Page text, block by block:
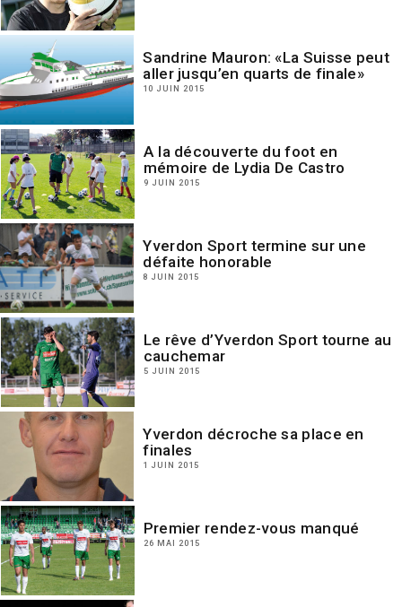
Sandrine Mauron: «La Suisse peut
aller jusqu’en quarts de finale»
10 JUIN 2015
A la découverte du foot en
mémoire de Lydia De Castro
9 JUIN 2015
Yverdon Sport termine sur une
défaite honorable
8 JUIN 2015
Le rêve d’Yverdon Sport tourne au
cauchemar
5 JUIN 2015
Yverdon décroche sa place en
finales
1 JUIN 2015
Premier rendez-vous manqué
26 MAI 2015